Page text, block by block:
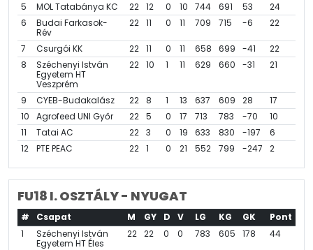
5
MOL Tatabánya KC 22 12 0 10 744 691 53
24
6
Budai Farkasok-
Rév
22 11 0 11 709 715 -6 22
7 Csurgói KK 22 11 0 11 658 699 -41
22
8
Széchenyi István
Egyetem HT
Veszprém
22 10 1 11 629 660 -31 21
9 CYEB-Budakalász 22 8 1 13 637 609 28
17
10
Agrofeed UNI Győr 22 5 0 17 713 783 -70
10
11
Tatai AC 22 3 0 19 633 830 -197
6
12
PTE PEAC 22 1 0 21 552 799 -247 2
FU18 I. OSZTÁLY - NYUGAT
# Csapat M GY D V LG KG GK
Pont
1
Széchenyi István
Egyetem HT Éles
22 22 0 0 783 605 178 44